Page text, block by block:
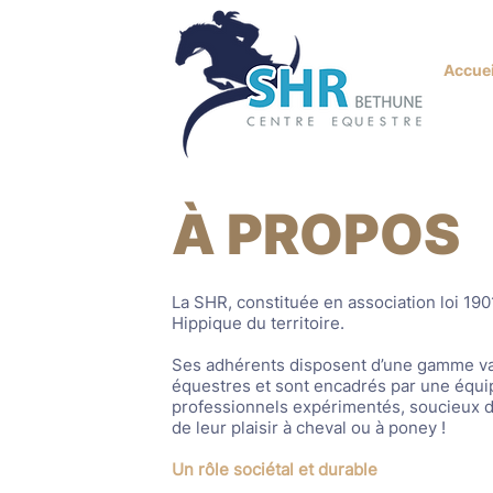
À PROPOS
La SHR, constituée en association loi
Hippique du territoire.
Ses adhérents disposent d’une gamme
équestres et sont encadrés par une
professionnels expérimentés, soucieux
de leur plaisir à cheval ou à poney !
Un rôle sociétal et durable